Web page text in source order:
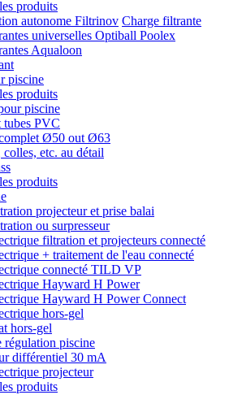
produits
autonome Filtrinov Charge filtrante
universelles Optiball Poolex
Aqualoon
piscine
produits
piscine
tubes PVC
Ø50 out Ø63
colles, etc. au détail
produits
projecteur et prise balai
ou surpresseur
filtration et projecteurs connecté
+ traitement de l'eau connecté
connecté TILD VP
Hayward H Power
Hayward H Power Connect
hors-gel
hors-gel
régulation piscine
différentiel 30 mA
projecteur
produits